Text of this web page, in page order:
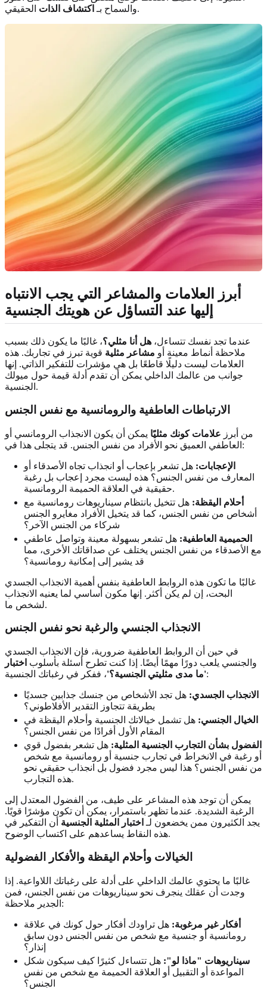
والسماح بـ اكتشاف الذات الحقيقي.
أبرز العلامات والمشاعر التي يجب الانتباه
إليها عند التساؤل عن هويتك الجنسية
عندما تجد نفسك تتساءل، هل أنا مثلي؟، غالبًا ما يكون ذلك بسبب
ملاحظة أنماط معينة أو مشاعر مثلية قوية تبرز في تجاربك. هذه
العلامات ليست دليلًا قاطعًا بل هي مؤشرات للتفكير الذاتي. إنها
جوانب من عالمك الداخلي يمكن أن تقدم أدلة قيمة حول ميولك
الجنسية.
الارتباطات العاطفية والرومانسية مع نفس الجنس
من أبرز علامات كونك مثليًا يمكن أن يكون الانجذاب الرومانسي أو
العاطفي العميق نحو الأفراد من نفس الجنس. قد يتجلى هذا في:
الإعجابات: هل تشعر بإعجاب أو انجذاب تجاه الأصدقاء أو
المعارف من نفس الجنس؟ هذه ليست مجرد إعجاب بل رغبة
حقيقية في العلاقة الحميمة الرومانسية.
أحلام اليقظة: هل تتخيل بانتظام سيناريوهات رومانسية مع
أشخاص من نفس الجنس، كما قد يتخيل الأفراد مغايرو الجنس
شركاء من الجنس الآخر؟
الحميمية العاطفية: هل تشعر بسهولة معينة وتواصل عاطفي
مع الأصدقاء من نفس الجنس يختلف عن صداقاتك الأخرى، مما
قد يشير إلى إمكانية رومانسية؟
غالبًا ما تكون هذه الروابط العاطفية بنفس أهمية الانجذاب الجسدي
البحت، إن لم يكن أكثر. إنها مكون أساسي لما يعنيه الانجذاب
لشخص ما.
الانجذاب الجنسي والرغبة نحو نفس الجنس
في حين أن الروابط العاطفية ضرورية، فإن الانجذاب الجسدي
والجنسي يلعب دورًا مهمًا أيضًا. إذا كنت تطرح أسئلة بأسلوب اختبار
'ما مدى مثليتي الجنسية؟'، ففكر في رغباتك الجنسية:
الانجذاب الجسدي: هل تجد الأشخاص من جنسك جذابين جسديًا
بطريقة تتجاوز التقدير الأفلاطوني؟
الخيال الجنسي: هل تشمل خيالاتك الجنسية وأحلام اليقظة في
المقام الأول أفرادًا من نفس الجنس؟
الفضول بشأن التجارب الجنسية المثلية: هل تشعر بفضول قوي
أو رغبة في الانخراط في تجارب جنسية أو رومانسية مع شخص
من نفس الجنس؟ هذا ليس مجرد فضول بل انجذاب حقيقي نحو
هذه التجارب.
يمكن أن توجد هذه المشاعر على طيف، من الفضول المعتدل إلى
الرغبة الشديدة. عندما تظهر باستمرار، يمكن أن تكون مؤشرًا قويًا.
يجد الكثيرون ممن يخضعون لـ اختبار المثلية الجنسية أن التفكير في
هذه النقاط يساعدهم على اكتساب الوضوح.
الخيالات وأحلام اليقظة والأفكار الفضولية
غالبًا ما يحتوي عالمك الداخلي على أدلة على رغباتك اللاواعية. إذا
وجدت أن عقلك ينجرف نحو سيناريوهات من نفس الجنس، فمن
الجدير ملاحظة:
أفكار غير مرغوبة: هل تراودك أفكار حول كونك في علاقة
رومانسية أو جنسية مع شخص من نفس الجنس دون سابق
إنذار؟
سيناريوهات "ماذا لو": هل تتساءل كثيرًا كيف سيكون شكل
المواعدة أو التقبيل أو العلاقة الحميمة مع شخص من نفس
الجنس؟